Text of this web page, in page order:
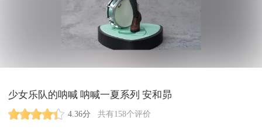
少女乐队的呐喊 呐喊一夏系列 安和昴
4.36分 共有158个评价